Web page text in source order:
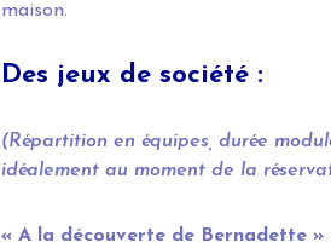
maison.
Des jeux de société :
(Répartition en équipes, durée
idéalement au moment de la
« A la découverte de Bernadette »